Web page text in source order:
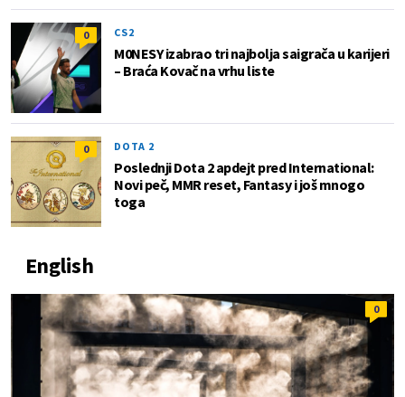
0 CS2
M0NESY izabrao tri najbolja saigrača u karijeri
– Braća Kovač na vrhu liste
0 DOTA 2
Poslednji Dota 2 apdejt pred International:
Novi peč, MMR reset, Fantasy i još mnogo
toga
English
0